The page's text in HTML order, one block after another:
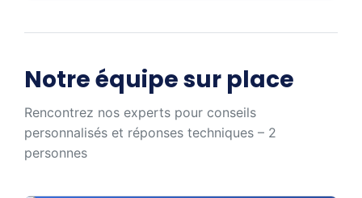
Notre équipe sur place
Rencontrez nos experts pour conseils
personnalisés et réponses techniques – 2
personnes